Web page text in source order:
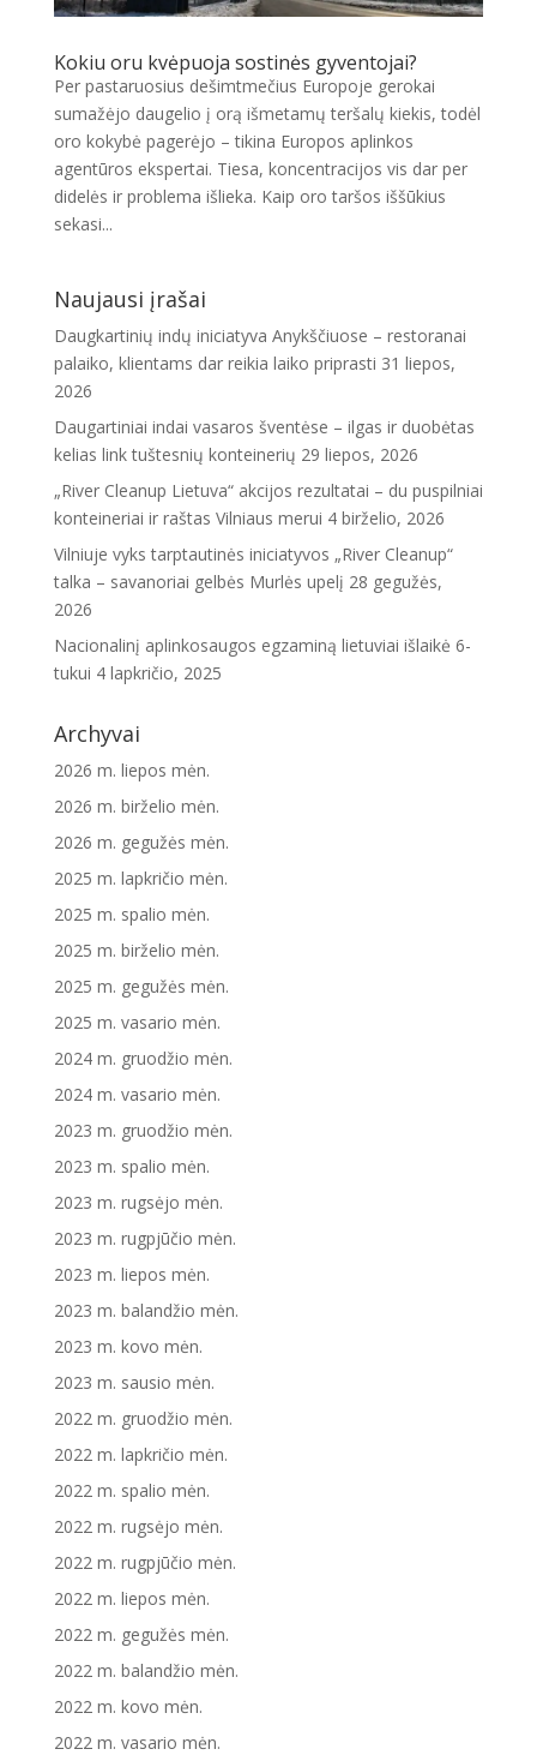
Kokiu oru kvėpuoja sostinės gyventojai?
Per pastaruosius dešimtmečius Europoje gerokai
sumažėjo daugelio į orą išmetamų teršalų kiekis, todėl
oro kokybė pagerėjo – tikina Europos aplinkos
agentūros ekspertai. Tiesa, koncentracijos vis dar per
didelės ir problema išlieka. Kaip oro taršos iššūkius
sekasi...
Naujausi įrašai
Daugkartinių indų iniciatyva Anykščiuose – restoranai
palaiko, klientams dar reikia laiko priprasti 31 liepos,
2026
Daugartiniai indai vasaros šventėse – ilgas ir duobėtas
kelias link tuštesnių konteinerių 29 liepos, 2026
„River Cleanup Lietuva“ akcijos rezultatai – du puspilniai
konteineriai ir raštas Vilniaus merui 4 birželio, 2026
Vilniuje vyks tarptautinės iniciatyvos „River Cleanup“
talka – savanoriai gelbės Murlės upelį 28 gegužės,
2026
Nacionalinį aplinkosaugos egzaminą lietuviai išlaikė 6-
tukui 4 lapkričio, 2025
Archyvai
2026 m. liepos mėn.
2026 m. birželio mėn.
2026 m. gegužės mėn.
2025 m. lapkričio mėn.
2025 m. spalio mėn.
2025 m. birželio mėn.
2025 m. gegužės mėn.
2025 m. vasario mėn.
2024 m. gruodžio mėn.
2024 m. vasario mėn.
2023 m. gruodžio mėn.
2023 m. spalio mėn.
2023 m. rugsėjo mėn.
2023 m. rugpjūčio mėn.
2023 m. liepos mėn.
2023 m. balandžio mėn.
2023 m. kovo mėn.
2023 m. sausio mėn.
2022 m. gruodžio mėn.
2022 m. lapkričio mėn.
2022 m. spalio mėn.
2022 m. rugsėjo mėn.
2022 m. rugpjūčio mėn.
2022 m. liepos mėn.
2022 m. gegužės mėn.
2022 m. balandžio mėn.
2022 m. kovo mėn.
2022 m. vasario mėn.